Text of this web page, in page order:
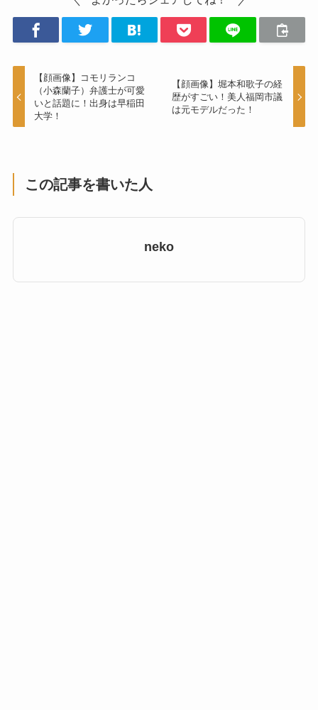
【顔画像】コモリランコ
（小森蘭子）弁護士が可愛
いと話題に！出身は早稲田
大学！
【顔画像】堀本和歌子の経
歴がすごい！美人福岡市議
は元モデルだった！
この記事を書いた人
neko